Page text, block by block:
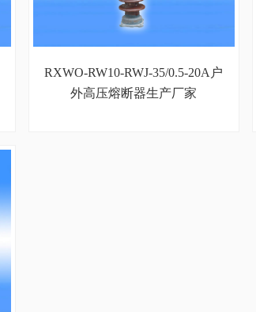
RXWO-RW10-RWJ-35/0.5-20A户
外高压熔断器生产厂家